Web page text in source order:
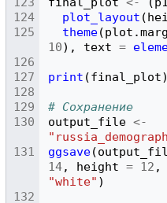
plot_layout (
theme(
10), text =
print (final_plot)
# Сохранение
output_file <-
ggsave(
14, height = 12 ,
"white" )